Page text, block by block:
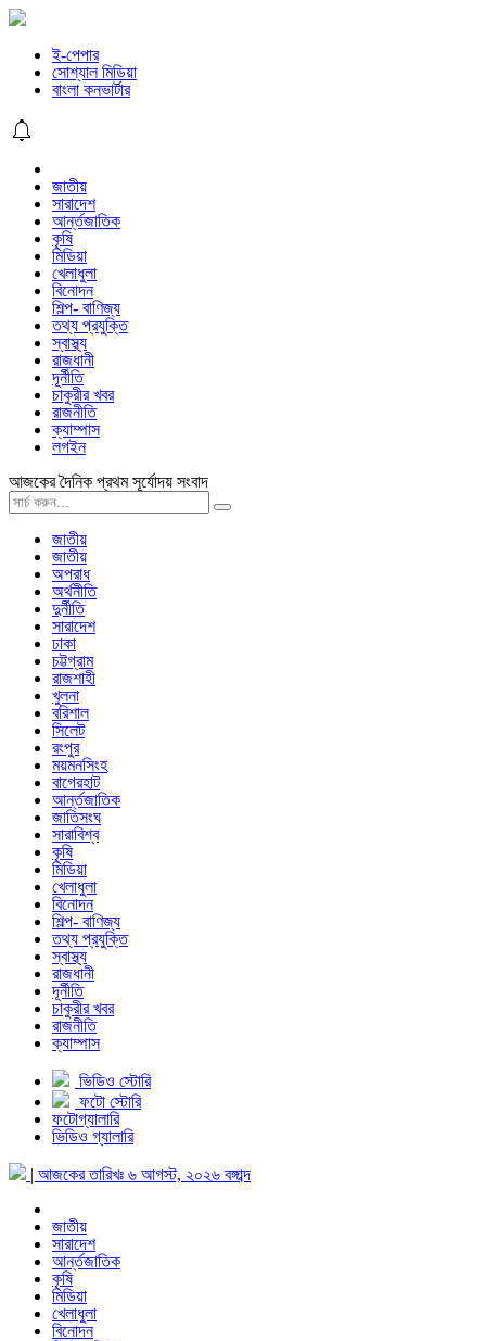
ই-পেপার
সোশ্যাল মিডিয়া
বাংলা কনভার্টার
জাতীয়
সারাদেশ
আর্ন্তজাতিক
কৃষি
মিডিয়া
খেলাধুলা
বিনোদন
শিল্প- বাণিজ্য
তথ্য প্রযুক্তি
স্বাস্থ্য
রাজধানী
দূর্নীতি
চাকুরীর খবর
রাজনীতি
ক্যাম্পাস
লগইন
আজকের দৈনিক প্রথম সূর্যোদয় সংবাদ
জাতীয়
জাতীয়
অপরাধ
অর্থনীতি
দুর্নীতি
সারাদেশ
ঢাকা
চট্টগ্রাম
রাজশাহী
খুলনা
বরিশাল
সিলেট
রংপুর
ময়মনসিংহ
বাগেরহাট
আর্ন্তজাতিক
জাতিসংঘ
সারাবিশ্ব
কৃষি
মিডিয়া
খেলাধুলা
বিনোদন
শিল্প- বাণিজ্য
তথ্য প্রযুক্তি
স্বাস্থ্য
রাজধানী
দূর্নীতি
চাকুরীর খবর
রাজনীতি
ক্যাম্পাস
ভিডিও স্টোরি
ফটো স্টোরি
ফটোগ্যালারি
ভিডিও গ্যালারি
| আজকের তারিখঃ ৬ আগস্ট, ২০২৬ বঙ্গাব্দ
জাতীয়
সারাদেশ
আর্ন্তজাতিক
কৃষি
মিডিয়া
খেলাধুলা
বিনোদন